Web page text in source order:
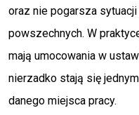
oraz nie pogarsza
powszechnych. W
mają umocowania w
nierzadko stają się
danego miejsca pracy.